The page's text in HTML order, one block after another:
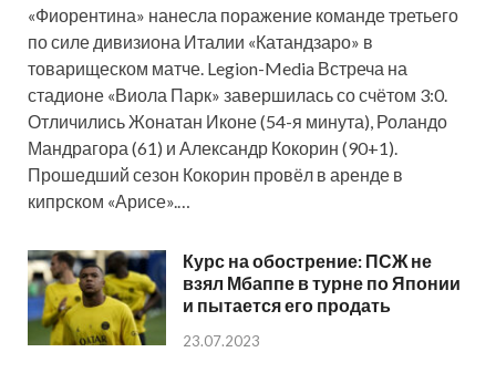
«Фиорентина» нанесла поражение команде третьего
по силе дивизиона Италии «Катандзаро» в
товарищеском матче. Legion-Media Встреча на
стадионе «Виола Парк» завершилась со счётом 3:0.
Отличились Жонатан Иконе (54-я минута), Роландо
Мандрагора (61) и Александр Кокорин (90+1).
Прошедший сезон Кокорин провёл в аренде в
кипрском «Арисе».…
Курс на обострение: ПСЖ не
взял Мбаппе в турне по Японии
и пытается его продать
23.07.2023